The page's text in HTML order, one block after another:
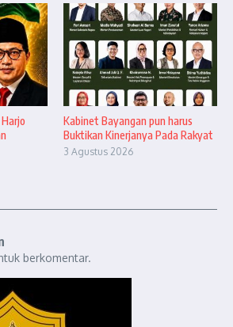
Kabinet Bayangan pun harus
Buktikan Kinerjanya Pada Rakyat
3 Agustus 2026
berkomentar.